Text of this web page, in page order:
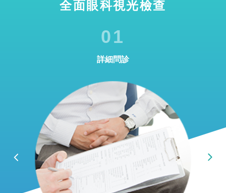
全面眼科視光檢查
01
詳細問診